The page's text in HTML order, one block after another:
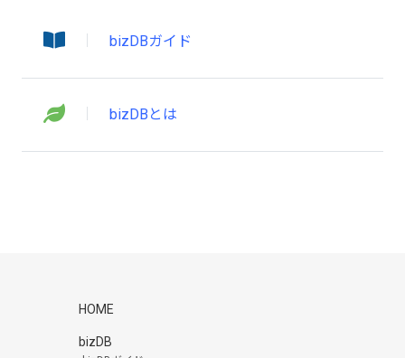
bizDBガイド
bizDBとは
HOME
bizDB